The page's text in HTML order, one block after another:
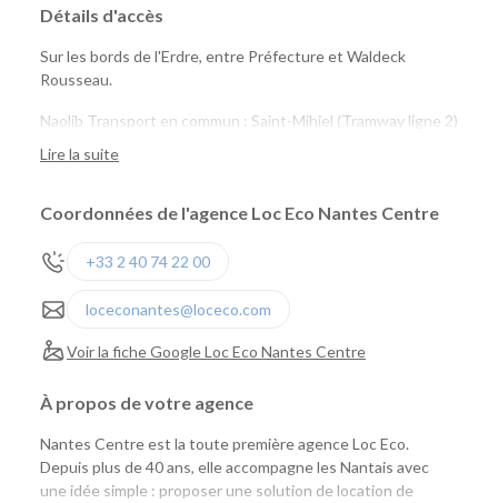
Détails d'accès
Sur les bords de l'Erdre, entre Préfecture et Waldeck
Rousseau.
Naolib Transport en commun : Saint-Mihiel (Tramway ligne 2)
marguerite : Saint Mihiel, Talensac, Quai de Versaille
Lire la suite
Coordonnées de l'agence Loc Eco Nantes Centre
+33 2 40 74 22 00
loceconantes@loceco.com
Voir la fiche Google Loc Eco Nantes Centre
À propos de votre agence
Nantes Centre est la toute première agence Loc Eco.
Depuis plus de 40 ans, elle accompagne les Nantais avec
une idée simple : proposer une solution de location de